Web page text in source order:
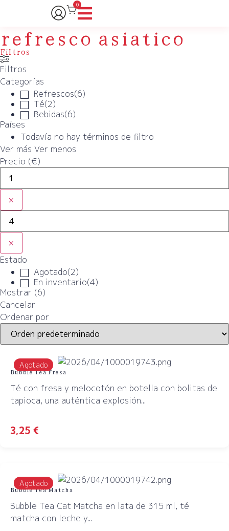
0
refresco asiatico
Filtros
Filtros
Categorías
Refrescos(6)
Té(2)
Bebidas(6)
Países
Todavía no hay términos de filtro
Ver más Ver menos
Precio (€)
×
×
Estado
Agotado(2)
En inventario(4)
Mostrar (6)
Cancelar
Ordenar por
Agotado
Bubble Tea Fresa
Té con fresa y melocotón en botella con bolitas de
tapioca, una auténtica explosión...
3,25 €
Agotado
Bubble Tea Matcha
Bubble Tea Cat Matcha en lata de 315 ml, té
matcha con leche y...